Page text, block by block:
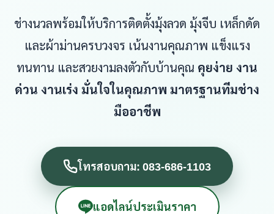
ช่างนวลพร้อมให้บริการติดตั้งมุ้งลวด มุ้งจีบ เหล็กดัด
และผ้าม่านครบวงจร เน้นงานคุณภาพ แข็งแรง
ทนทาน และสวยงามลงตัวกับบ้านคุณ คุยง่าย งาน
ด่วน งานเร่ง มั่นใจในคุณภาพ มาตรฐานทีมช่าง
มืออาชีพ
โทรสอบถาม: 083-686-1103
แอดไลน์ประเมินราคา